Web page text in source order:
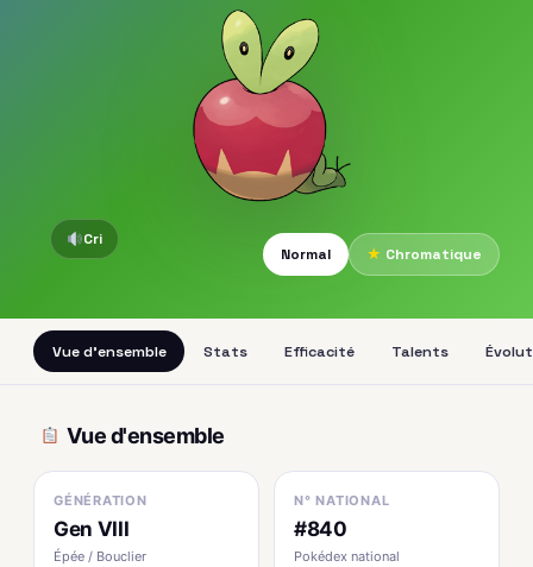
Cri
Normal
★ Chromatique
Vue d'ensemble Stats Efficacité Talents
Vue d'ensemble
GÉNÉRATION
Gen VIII
Épée / Bouclier
N° NATIONAL
#840
Pokédex national